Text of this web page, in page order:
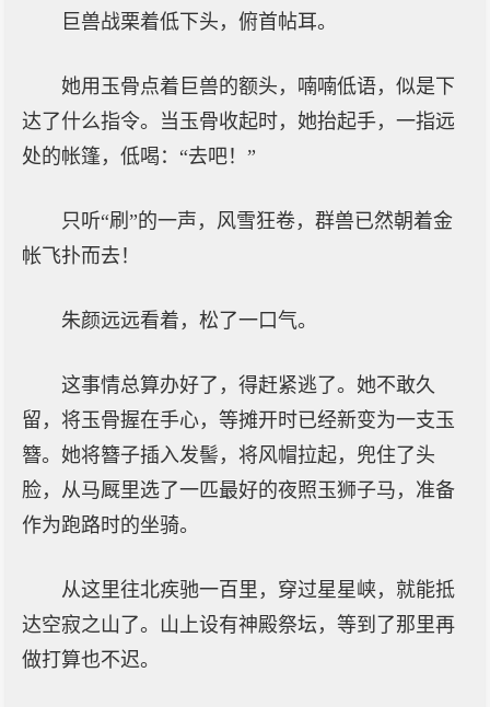
巨兽战栗着低下头，俯首帖耳。
她用玉骨点着巨兽的额头，喃喃低语，似是下
达了什么指令。当玉骨收起时，她抬起手，一指远
处的帐篷，低喝：“去吧！”
只听“刷”的一声，风雪狂卷，群兽已然朝着金
帐飞扑而去！
朱颜远远看着，松了一口气。
这事情总算办好了，得赶紧逃了。她不敢久
留，将玉骨握在手心，等摊开时已经新变为一支玉
簪。她将簪子插入发髻，将风帽拉起，兜住了头
脸，从马厩里选了一匹最好的夜照玉狮子马，准备
作为跑路时的坐骑。
从这里往北疾驰一百里，穿过星星峡，就能抵
达空寂之山了。山上设有神殿祭坛，等到了那里再
做打算也不迟。